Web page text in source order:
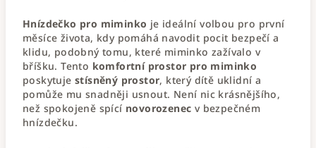
Hnízdečko pro miminko je ideální volbou pro první
měsíce života, kdy pomáhá navodit pocit bezpečí a
klidu, podobný tomu, které miminko zažívalo v
bříšku. Tento komfortní prostor pro miminko
poskytujestísněný prostor, který dítě uklidní a
pomůže mu snadněji usnout. Není nic krásnějšího,
než spokojeně spící novorozenec v bezpečném
hnízdečku.